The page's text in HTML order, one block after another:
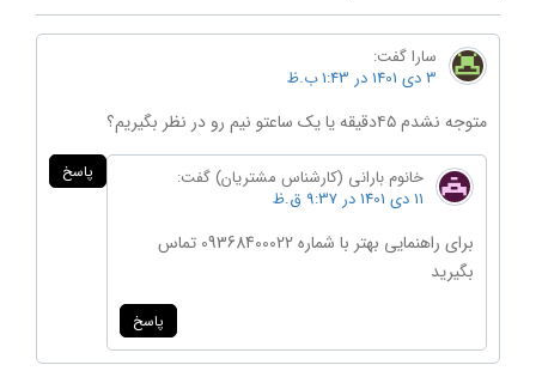
ساراگفت:
3 دی 1401 در 1:43 ب.ظ
متوجه نشدم ۴۵دقیقه یا یک ساعتو نیم رو در نظر بگیریم؟
پاسخ خانوم بارانی (کارشناس مشتریان) گفت:
11 دی 1401 در 9:37 ق.ظ
برای راهنمایی بهتر با شماره 09368400022 تماس
بگیرید
پاسخ